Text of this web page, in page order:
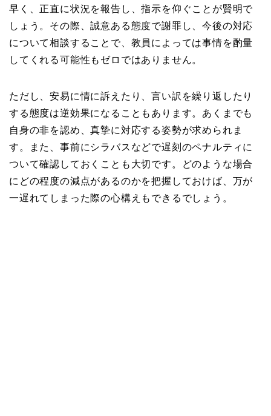
早く、正直に状況を報告し、指示を仰ぐことが賢明で
しょう。その際、誠意ある態度で謝罪し、今後の対応
について相談することで、教員によっては事情を酌量
してくれる可能性もゼロではありません。
ただし、安易に情に訴えたり、言い訳を繰り返したり
する態度は逆効果になることもあります。あくまでも
自身の非を認め、真摯に対応する姿勢が求められま
す。また、事前にシラバスなどで遅刻のペナルティに
ついて確認しておくことも大切です。どのような場合
にどの程度の減点があるのかを把握しておけば、万が
一遅れてしまった際の心構えもできるでしょう。